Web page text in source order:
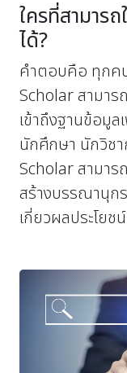
ใครที่สามาร
ได้?
คำตอบคือ ทุกค
Scholar สามาร
เข้าถึงฐานข้อมูล
นักศึกษา นักวิช
Scholar สามาร
สร้างบรรณานุก
เกี่ยวผลประโยช